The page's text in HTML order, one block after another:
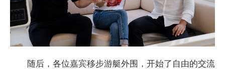
随后，各位嘉宾移步游艇外围，开始了自由的交流